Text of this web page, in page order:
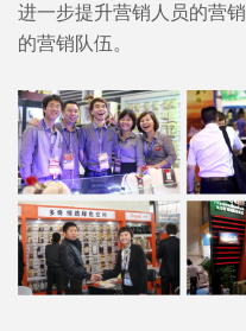
进一步提升营销人员的营
的营销队伍。